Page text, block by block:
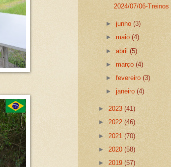
2024/07/06-
►junho(3)
►maio(4)
►abril(5)
►março(4)
►fevereiro(3)
►janeiro(4)
► 2023 (41)
► 2022 (46)
► 2021 (70)
► 2020 (58)
► 2019 (57)